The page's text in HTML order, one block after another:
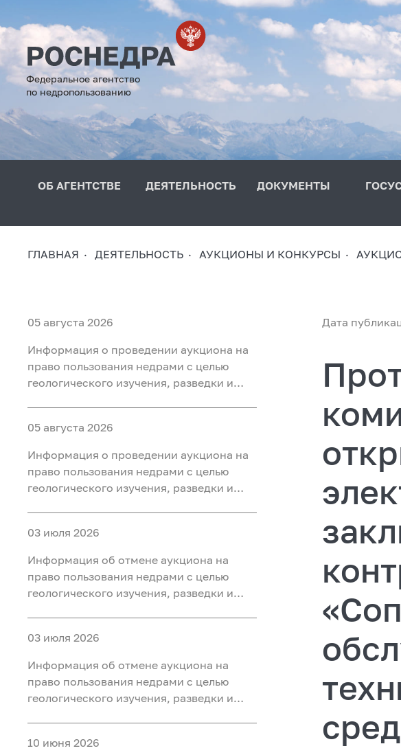
Федеральное агентство
по недропользованию
ОБ АГЕНТСТВЕ ДЕЯТЕЛЬНОСТЬ ДОКУМЕНТЫ
ГЛАВНАЯ ДЕЯТЕЛЬНОСТЬ АУКЦИОНЫ И КОНКУРСЫ
05 августа 2026
Информация о проведении аукциона на
право пользования недрами с целью
геологического изучения, разведки и
Салымский-3», расположенного на
территории Ханты-Мансийского района
Ханты-Мансийского автономного округа
- Югры
05 августа 2026
Информация о проведении аукциона на
право пользования недрами с целью
геологического изучения, разведки и
«Приразломный-3», расположенного на
территории Ханты-Мансийского района
Ханты-Мансийского автономного округа
- Югры
03 июля 2026
Информация об отмене аукциона на
право пользования недрами с целью
геологического изучения, разведки и
Тобольском, Ярковском районах
Тюменской области
03 июля 2026
Информация об отмене аукциона на
право пользования недрами с целью
геологического изучения, разведки и
Тобольском, Ярковском районах
10 июня 2026
Дата